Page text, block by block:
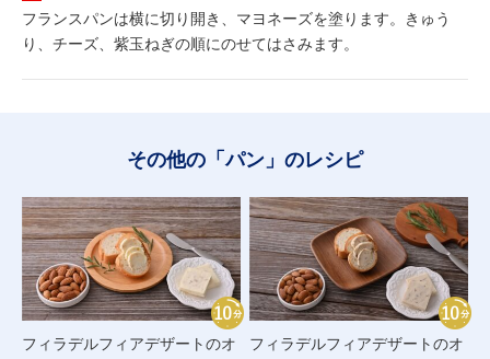
フランスパンは横に切り開き、マヨネーズを塗ります。きゅう
り、チーズ、紫玉ねぎの順にのせてはさみます。
その他の「パン」のレシピ
フィラデルフィアデザートのオ
フィラデルフィアデザートのオ